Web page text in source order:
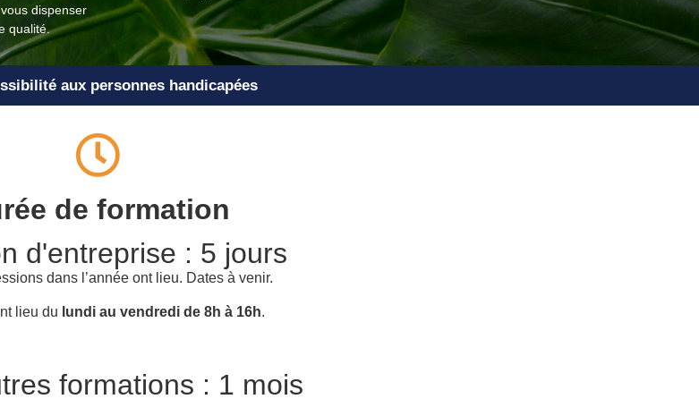
dispenser
qualité.
aux personnes handicapées
de formation
d'entreprise : 5 jours
dans l’année ont lieu. Dates à venir.
lieu du lundi au vendredi de 8h à 16h.
formations : 1 mois